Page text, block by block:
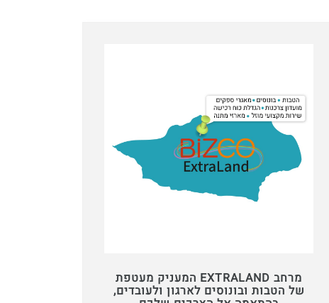
מרחב EXTRALAND המעניק מעטפת
של הטבות ובונוסים לארגון ולעובדים,